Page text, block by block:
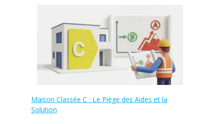
Maison Classée C : Le Piège des Aides et la
Solution